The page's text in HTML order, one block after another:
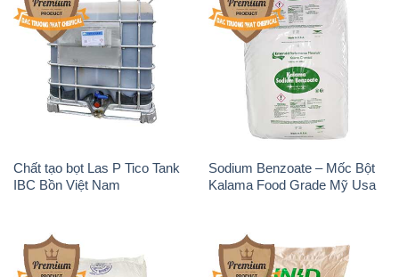
Chất tạo bọt Las P Tico Tank
IBC Bồn Việt Nam
Sodium Benzoate – Mốc Bột
Kalama Food Grade Mỹ Usa